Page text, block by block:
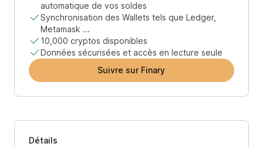
automatique de vos soldes
Synchronisation des Wallets tels que Ledger,
Metamask ...
10,000 cryptos disponibles
Données sécurisées et accès en lecture seule
Suivre sur Finary
Détails